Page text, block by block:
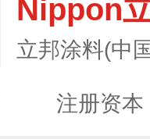
Nippon
立邦涂料(中
注册资